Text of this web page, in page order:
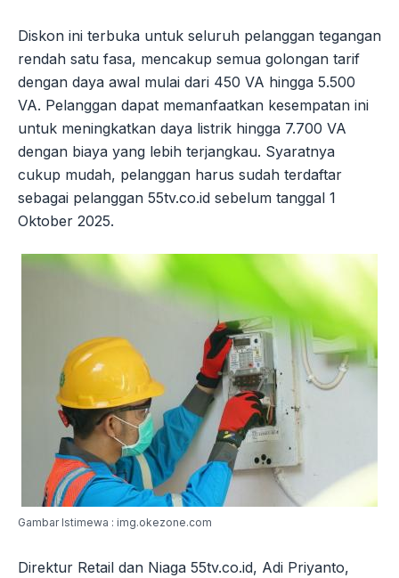
Diskon ini terbuka untuk seluruh pelanggan tegangan
rendah satu fasa, mencakup semua golongan tarif
dengan daya awal mulai dari 450 VA hingga 5.500
VA. Pelanggan dapat memanfaatkan kesempatan ini
untuk meningkatkan daya listrik hingga 7.700 VA
dengan biaya yang lebih terjangkau. Syaratnya
cukup mudah, pelanggan harus sudah terdaftar
sebagai pelanggan 55tv.co.id sebelum tanggal 1
Oktober 2025.
Gambar Istimewa : img.okezone.com
Direktur Retail dan Niaga 55tv.co.id, Adi Priyanto,